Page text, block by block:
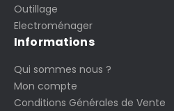
Outillage
Electroménager
Informations
Qui sommes nous ?
Mon compte
Conditions Générales de Vente